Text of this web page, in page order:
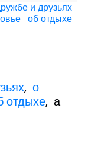
и друзьях
об отдыхе
,о
отдыхе, а